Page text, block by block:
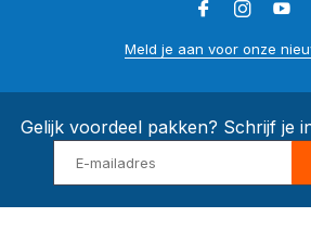
Meld je aan voor onze
Gelijk voordeel pakken? Schrijf je